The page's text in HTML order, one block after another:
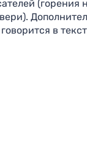
(горения
в